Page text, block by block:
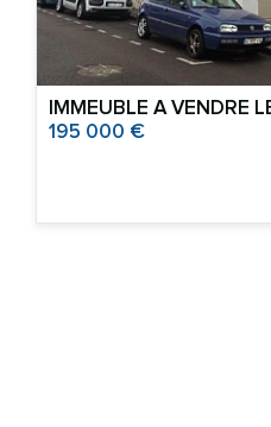
IMMEUBLE A VENDRE
195 000 €